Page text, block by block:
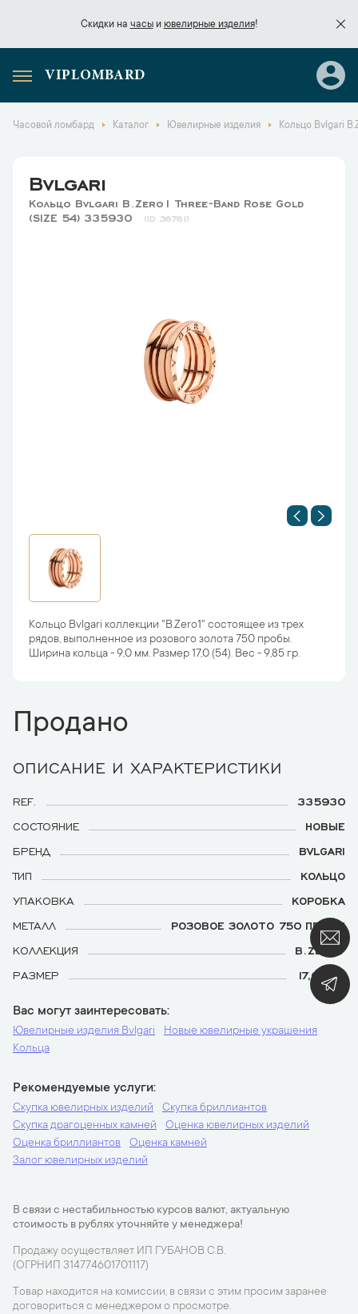
Скидки на часыи ювелирные изделия!
Скидки начасы
VIPLOMBARD
Часовой ломбард Каталог Ювелирные изделия Кольцо Bvlgari
Bvlgari
Кольцо Bvlgari B.Zero1 Three-Band Rose Gold
(SIZE 54) 335930
36761
Кольцо Bvlgari коллекции "B.Zero1" состоящее из трех
рядов, выполненное из розового золота 750 пробы.
Ширина кольца - 9,0 мм. Размер 17,0 (54). Вес - 9,85 гр.
Продано
ОПИСАНИЕ И ХАРАКТЕРИСТИКИ
REF.
335930
СОСТОЯНИЕ
НОВЫЕ
БРЕНД
BVLGARI
ТИП
КОЛЬЦО
УПАКОВКА
КОРОБКА
МЕТАЛЛ
РОЗОВОЕ ЗОЛОТО 750 ПРОБЫ
КОЛЛЕКЦИЯ
B.ZERO1
РАЗМЕР
17,0 (54)
Вас могут заинтересовать
Ювелирные изделия Bvlgari
Новые ювелирные украшения
Кольца
Рекомендуемые услуги
Скупка ювелирных изделий
Скупка бриллиантов
Скупка драгоценных камней
Оценка ювелирных изделий
Оценка бриллиантов
Оценка камней
Залог ювелирных изделий
В связи с нестабильностью курсов валют, актуальную
стоимость в рублях уточняйте у менеджера!
Продажу осуществляет ИП ГУБАНОВ С.В.
(ОГРНИП 314774601701117)
Товар находится на комиссии, в связи с этим просим заранее
договориться с менеджером о просмотре.